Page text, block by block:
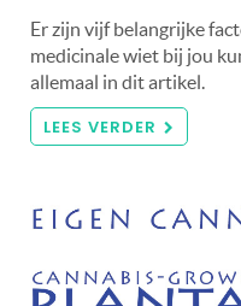
Er zijn vijf belangrijke
medicinale wiet bij jou
allemaal in dit artikel.
LEES VERDER